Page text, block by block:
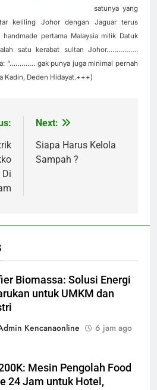
satunya yang
keliling Johor dengan Jaguar terus
pertama Malaysia milik Datuk
satu kerabat sultan Johor…………….
“…………. gak punya juga minimal pernah
Kadin, Deden Hidayat.+++)
Di
Next:
Siapa Harus Kelola
Sampah ?
Biomassa: Solusi Energi
untuk UMKM dan
Kencanaonline
6 jam ago
Mesin Pengolah Food
24 Jam untuk Hotel,